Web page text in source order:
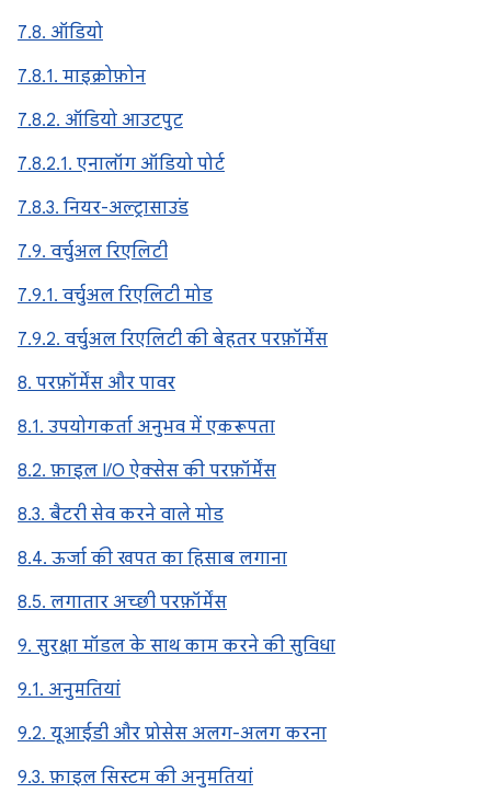
7.8. ऑडियो
7.8.1. माइक्रोफ़ोन
7.8.2. ऑडियो आउटपुट
7.8.2.1. एनालॉग ऑडियो पोर्ट
7.8.3. नियर-अल्ट्रासाउंड
7.9. वर्चुअल रिएलिटी
7.9.1. वर्चुअल रिएलिटी मोड
7.9.2. वर्चुअल रिएलिटी की बेहतर परफ़ॉर्मेंस
8. परफ़ॉर्मेंस और पावर
8.1. उपयोगकर्ता अनुभव में एकरूपता
8.2. फ़ाइल I/O ऐक्सेस की परफ़ॉर्मेंस
8.3. बैटरी सेव करने वाले मोड
8.4. ऊर्जा की खपत का हिसाब लगाना
8.5. लगातार अच्छी परफ़ॉर्मेंस
9. सुरक्षा मॉडल के साथ काम करने की सुविधा
9.1. अनुमतियां
9.2. यूआईडी और प्रोसेस अलग-अलग करना
9.3. फ़ाइल सिस्टम की अनुमतियां